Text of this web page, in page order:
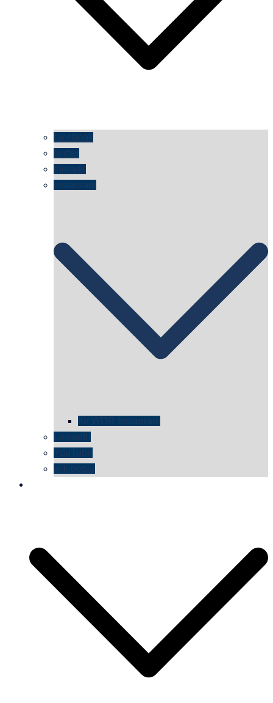
facebook
twitter
threads
instagram
für WDR Instagram
LinkedIn
YouTube
wikipedia